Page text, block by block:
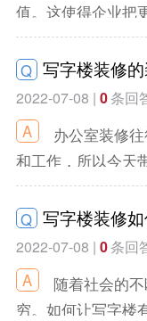
值。这使得企业把
装修是一件很复杂
意很多细节。
Q 写字楼装修
2022-07-08 | 0条回
办公室装修
和工作，所以今天
定。
Q 写字楼装修
2022-07-08 | 0条回
随着社会的
穷。如何让写字楼